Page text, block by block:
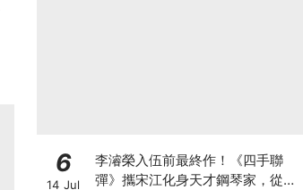
6
14 Jul
李濬榮入伍前最終作！《四手聯
彈》攜宋江化身天才鋼琴家，從宿